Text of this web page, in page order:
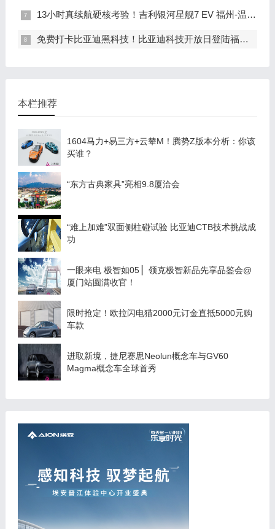
13小时真续航硬核考验！吉利银河星舰7 EV 福州-温州长测达成率92.73%
免费打卡比亚迪黑科技！比亚迪科技开放日登陆福州车展
本栏推荐
1604马力+易三方+云辇M！腾势Z版本分析：你该
买谁？
“东方古典家具”亮相9.8厦洽会
“难上加难”双面侧柱碰试验 比亚迪CTB技术挑战成
功
一眼来电 极智如05 ▏领克极智新品先享品鉴会@
厦门站圆满收官！
限时抢定！欧拉闪电猫2000元订金直抵5000元购
车款
进取新境，捷尼赛思Neolun概念车与GV60
Magma概念车全球首秀